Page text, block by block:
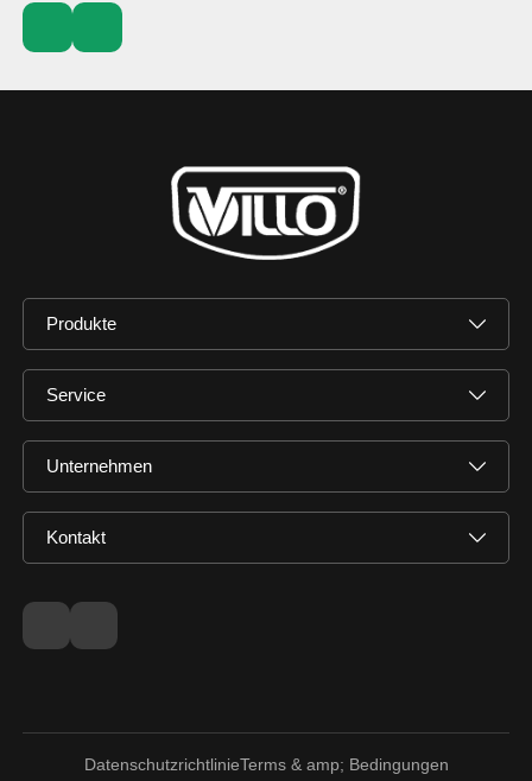
Produkte
Service
Unternehmen
Kontakt
DatenschutzrichtlinieTerms & amp; Bedingungen